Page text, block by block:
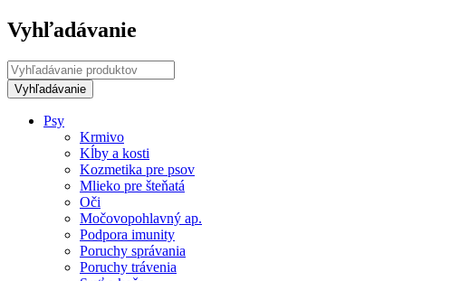
Vyhľadávanie
Psy
Krmivo
Kĺby a kosti
Kozmetika pre psov
Mlieko pre šteňatá
Oči
Močovopohlavný ap.
Podpora imunity
Poruchy správania
Poruchy trávenia